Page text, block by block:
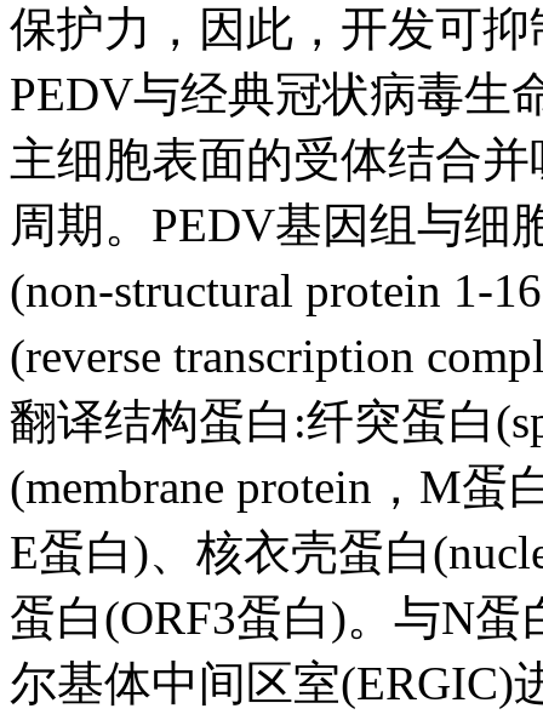
保护力，因此，开发可
PEDV与经典冠状病毒生
主细胞表面的受体结合
周期。PEDV基因组与细
(non-structural protein 1-
(reverse transcription
翻译结构蛋白:纤突蛋白
(membrane protein，M蛋
E蛋白)、核衣壳蛋白
蛋白(ORF3蛋白)。与N
尔基体中间区室(ERGIC)